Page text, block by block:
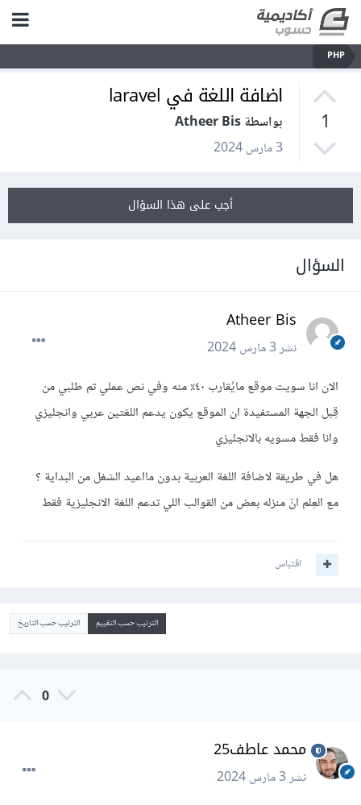
PHP
1
اضافة اللغة في laravel
بواسطة Atheer Bis
3 مارس 2024
أجب على هذا السؤال
السؤال
Atheer Bis
نشر3 مارس 2024
الان انا سويت موقع مايُقارب ٤٠٪؜ منه وفي نص عملي تم طلبي من
قِبل الجهة المستفيدة ان الموقع يكون يدعم اللغتين عربي وانجليزي
وانا فقط مسويه بالانجليزي
هل في طريقة لاضافة اللغة العربية بدون مااعيد الشغل من البداية ؟
مع العِلم انّ منزله بعض من القوالب اللي تدعم اللغة الانجليزية فقط
اقتباس
الترتيب حسب التقييم الترتيب حسب التاريخ
0
محمد عاطف25
نشر3 مارس 2024